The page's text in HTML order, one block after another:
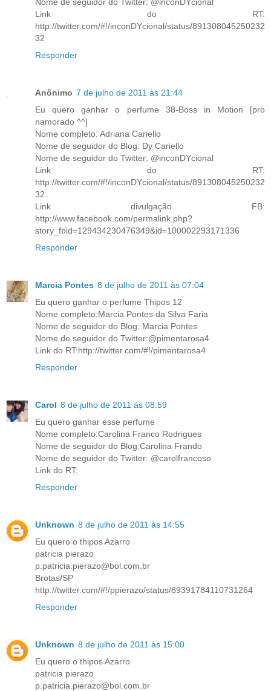
Link do RT:
http://twitter.com/#!/inconDYcional/status/891308045250232
32
Responder
Anônimo 7 de julho de 2011 às 21:44
Eu quero ganhar o perfume 38-Boss in Motion [pro
namorado ^^]
Nome completo: Adriana Cariello
Nome de seguidor do Blog: Dy Cariello
Nome de seguidor do Twitter: @inconDYcional
Link do RT:
http://twitter.com/#!/inconDYcional/status/891308045250232
32
Link divulgação FB:
http://www.facebook.com/permalink.php?
story_fbid=129434230476349&id=100002293171336
Responder
Marcia Pontes 8 de julho de 2011 às 07:04
Eu quero ganhar o perfume Thipos 12
Nome completo:Marcia Pontes da Silva Faria
Nome de seguidor do Blog: Marcia Pontes
Nome de seguidor do Twitter:@pimentarosa4
Link do RT:http://twitter.com/#!/pimentarosa4
Responder
Carol 8 de julho de 2011 às 08:59
Eu quero ganhar esse perfume
Nome completo:Carolina Franco Rodrigues
Nome de seguidor do Blog:Carolina Frando
Nome de seguidor do Twitter: @carolfrancoso
Link do RT:
Responder
Unknown 8 de julho de 2011 às 14:55
Eu quero o thipos Azarro
patricia pierazo
p.patricia.pierazo@bol.com.br
Brotas/SP
http://twitter.com/#!/ppierazo/status/89391784110731264
Responder
Unknown 8 de julho de 2011 às 15:00
Eu quero o thipos Azarro
patricia pierazo
p.patricia.pierazo@bol.com.br